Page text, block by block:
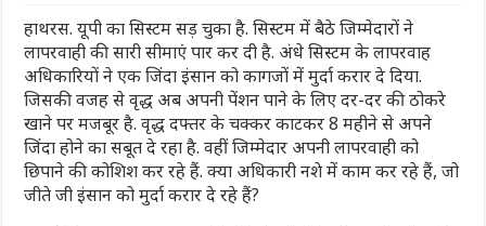
हाथरस. यूपी का सिस्टम सड़ चुका है. सिस्टम में बैठे जिम्मेदारों ने
लापरवाही की सारी सीमाएं पार कर दी है. अंधे सिस्टम के लापरवाह
अधिकारियों ने एक जिंदा इंसान को कागजों में मुर्दा करार दे दिया.
जिसकी वजह से वृद्ध अब अपनी पेंशन पाने के लिए दर-दर की ठोकरे
खाने पर मजबूर है. वृद्ध दफ्तर के चक्कर काटकर 8 महीने से अपने
जिंदा होने का सबूत दे रहा है. वहीं जिम्मेदार अपनी लापरवाही को
छिपाने की कोशिश कर रहे हैं. क्या अधिकारी नशे में काम कर रहे हैं, जो
जीते जी इंसान को मुर्दा करार दे रहे हैं?